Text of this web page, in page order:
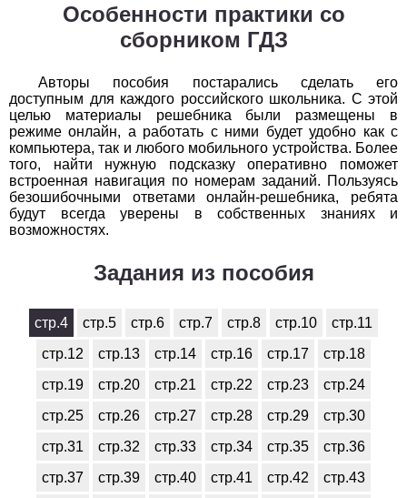
2 3 4 5 6 7 8 9 10
1
2 3 4 5 6 7 8 9 10 11
Особенности практики со
сборником ГДЗ
Авторы пособия постарались сделать его
доступным для каждого российского школьника. С этой
целью материалы решебника были размещены в
режиме онлайн, а работать с ними будет удобно как с
компьютера, так и любого мобильного устройства. Более
того, найти нужную подсказку оперативно поможет
встроенная навигация по номерам заданий. Пользуясь
безошибочными ответами онлайн-решебника, ребята
будут всегда уверены в собственных знаниях и
возможностях.
Задания из пособия
стр.4 стр.5 стр.6 стр.7 стр.8 стр.10
стр.11
стр.12
стр.13 стр.14 стр.16 стр.17
стр.18
стр.19
стр.20 стр.21 стр.22 стр.23
стр.24
стр.25
стр.26 стр.27 стр.28 стр.29
стр.30
стр.31
стр.32 стр.33 стр.34 стр.35
стр.36
стр.37
стр.39 стр.40 стр.41 стр.42
стр.43